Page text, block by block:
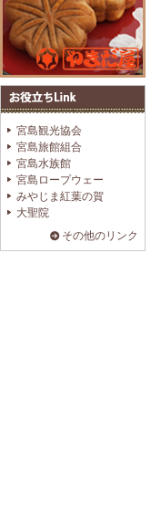
宮島観光協会
宮島旅館組合
宮島水族館
宮島ロープウェー
みやじま紅葉の賀
大聖院
その他のリンク